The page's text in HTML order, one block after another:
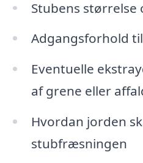
Stubens størrelse
Adgangsforhold
Eventuelle
af grene eller
Hvordan jorden
stubfræsningen